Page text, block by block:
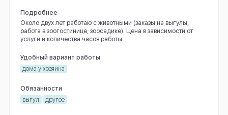
Подробнее
Около двух лет работаю с животными (заказы на выгулы,
работа в зоогостинице, зоосадике). Цена в зависимости от
услуги и количества часов работы.
Удобный вариант работы
дома у хозяина
Обязанности
выгул
другое